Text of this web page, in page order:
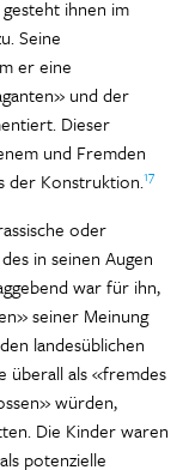
ihnen im
Seine
er eine
und der
Dieser
und Fremden
der Konstruktion.17
oder
in seinen Augen
war für ihn,
seiner Meinung
landesüblichen
überall als «fremdes
würden,
Die Kinder waren
potenzielle